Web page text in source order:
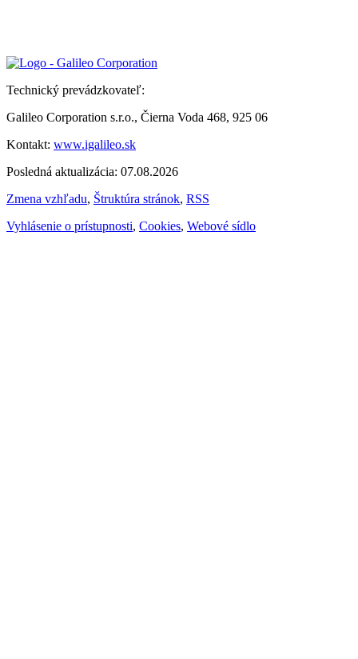
Technický prevádzkovateľ:
Galileo Corporation s.r.o., Čierna Voda 468, 925 06
Kontakt: www.igalileo.sk
Posledná aktualizácia: 07.08.2026
Zmena vzhľadu, Štruktúra stránok, RSS
Vyhlásenie o prístupnosti, Cookies, Webové sídlo